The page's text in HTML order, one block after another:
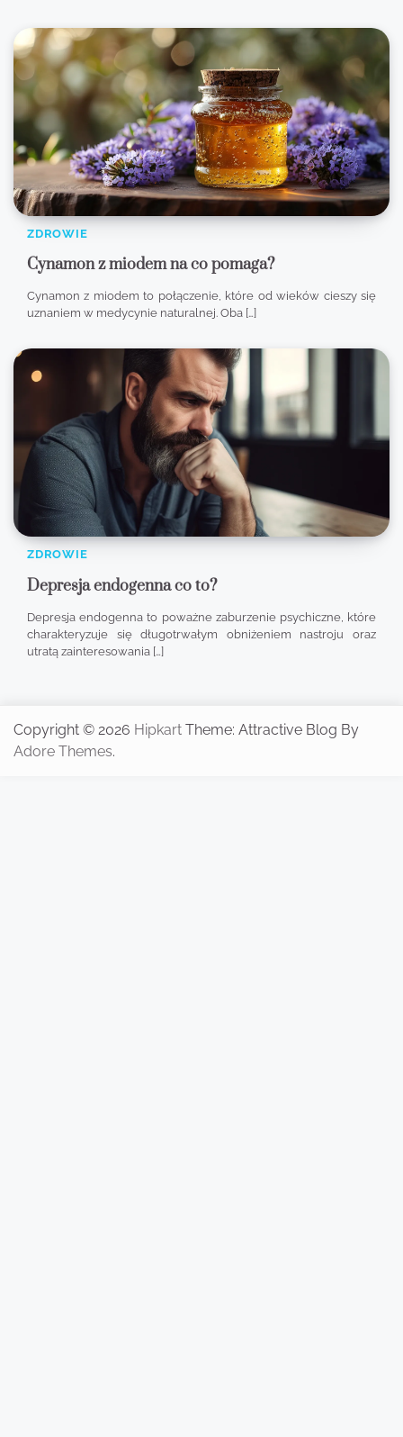
ZDROWIE
Cynamon z miodem na co pomaga?
Cynamon z miodem to połączenie, które od wieków cieszy się
uznaniem w medycynie naturalnej. Oba […]
ZDROWIE
Depresja endogenna co to?
Depresja endogenna to poważne zaburzenie psychiczne, które
charakteryzuje się długotrwałym obniżeniem nastroju oraz
utratą zainteresowania […]
Copyright © 2026 Hipkart Theme: Attractive Blog By
Adore Themes.